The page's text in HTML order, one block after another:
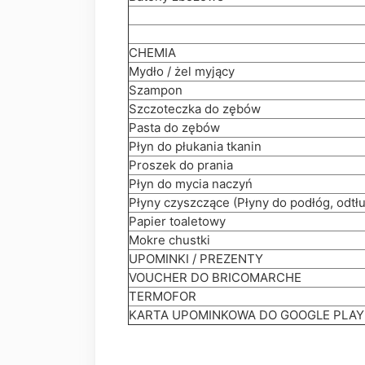
CHEMIA
Mydło / żel myjący
Szampon
Szczoteczka do zębów
Pasta do zębów
Płyn do płukania tkanin
Proszek do prania
Płyn do mycia naczyń
Płyny czyszczące (Płyny do podłóg,
Papier toaletowy
Mokre chustki
UPOMINKI / PREZENTY
VOUCHER DO BRICOMARCHE
TERMOFOR
KARTA UPOMINKOWA DO GOOGLE PLAY